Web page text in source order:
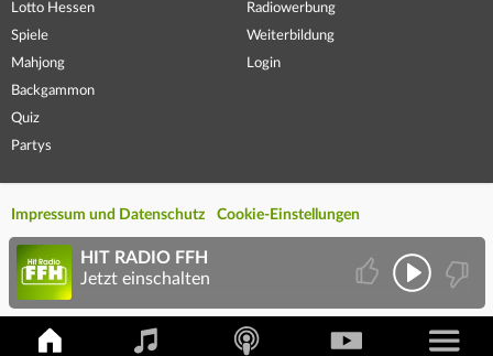
Lotto Hessen
Spiele
Mahjong
Backgammon
Quiz
Partys
Radiowerbung
Weiterbildung
Login
Impressum und Datenschutz Cookie-Einstellungen
HIT RADIO FFH
Jetzt einschalten